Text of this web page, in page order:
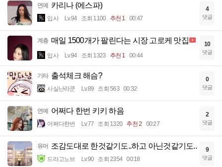
연예 카리나 (에스파)
입사 Lv.94 조회 1100 추천 1 00:47
4
댓글
계층 매일 1500개가 팔린다는 시장 고로케 맛집
입사 Lv.94 조회 1323 추천 1 00:44
10
댓글
기타 출석체크 해슴?
사실난라쿤 Lv.89 조회 563 00:32
0
댓글
연예 어쩌다 한번 키키 하음
어쩌다한번 Lv.77 조회 1320 추천 2 00:27
2
댓글
유머 조감도대로 한것같기도..하고 아닌것같기도..
드라고노브 Lv.90 조회 2354 00:18
9
댓글